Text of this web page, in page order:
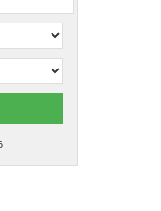
Estou muito